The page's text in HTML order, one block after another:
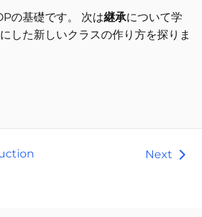
の基礎です。 次は継承について学
した新しいクラスの作り方を探りま
Next